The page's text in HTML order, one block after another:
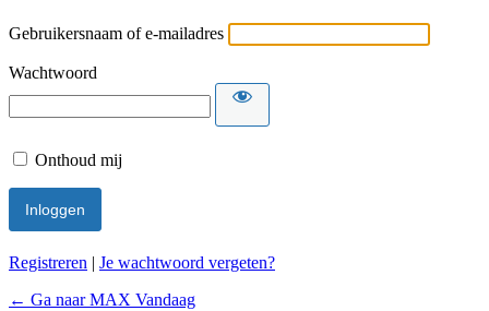
Gebruikersnaam of e-mailadres
Wachtwoord
Onthoud mij
Registreren | Je wachtwoord vergeten?
← Ga naar MAX Vandaag